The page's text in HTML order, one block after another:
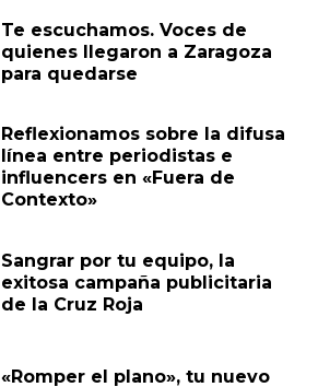
Te escuchamos. Voces de
quienes llegaron a Zaragoza
para quedarse
Reflexionamos sobre la difusa
línea entre periodistas e
influencers en «Fuera de
Contexto»
Sangrar por tu equipo, la
exitosa campaña publicitaria
de la Cruz Roja
«Romper el plano», tu nuevo